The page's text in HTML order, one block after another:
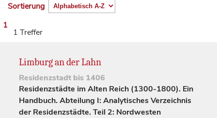
Sortierung
1
1 Treffer
Limburg an der Lahn
Residenzstadt bis 1406
Residenzstädte im Alten Reich (1300-1800). Ein
Handbuch. Abteilung I: Analytisches Verzeichnis
der Residenzstädte. Teil 2: Nordwesten